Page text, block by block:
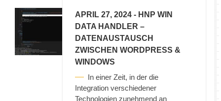
APRIL 27, 2024 - HNP WIN
DATA HANDLER –
DATENAUSTAUSCH
ZWISCHEN WORDPRESS &
WINDOWS
In einer Zeit, in der die
Integration verschiedener
Technologien zunehmend an